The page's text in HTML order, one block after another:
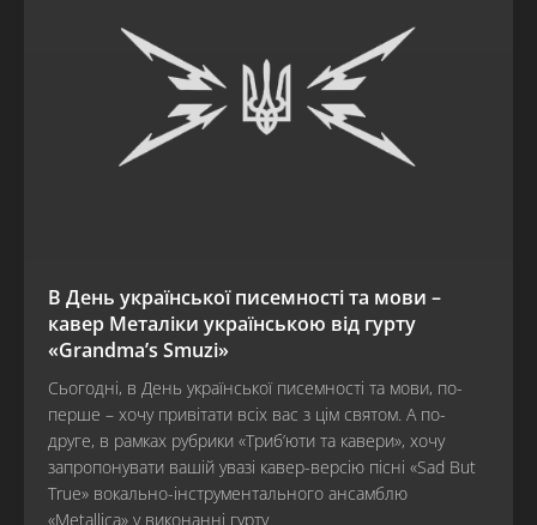
В День української писемності та мови –
кавер Металіки українською від гурту
«Grandma’s Smuzi»
Сьогодні, в День української писемності та мови, по-
перше – хочу привітати всіх вас з цім святом. А по-
друге, в рамках рубрики «Триб’юти та кавери», хочу
запропонувати вашій увазі кавер-версію пісні «Sad But
True» вокально-інструментального ансамблю
«Metallica» у виконанні гурту